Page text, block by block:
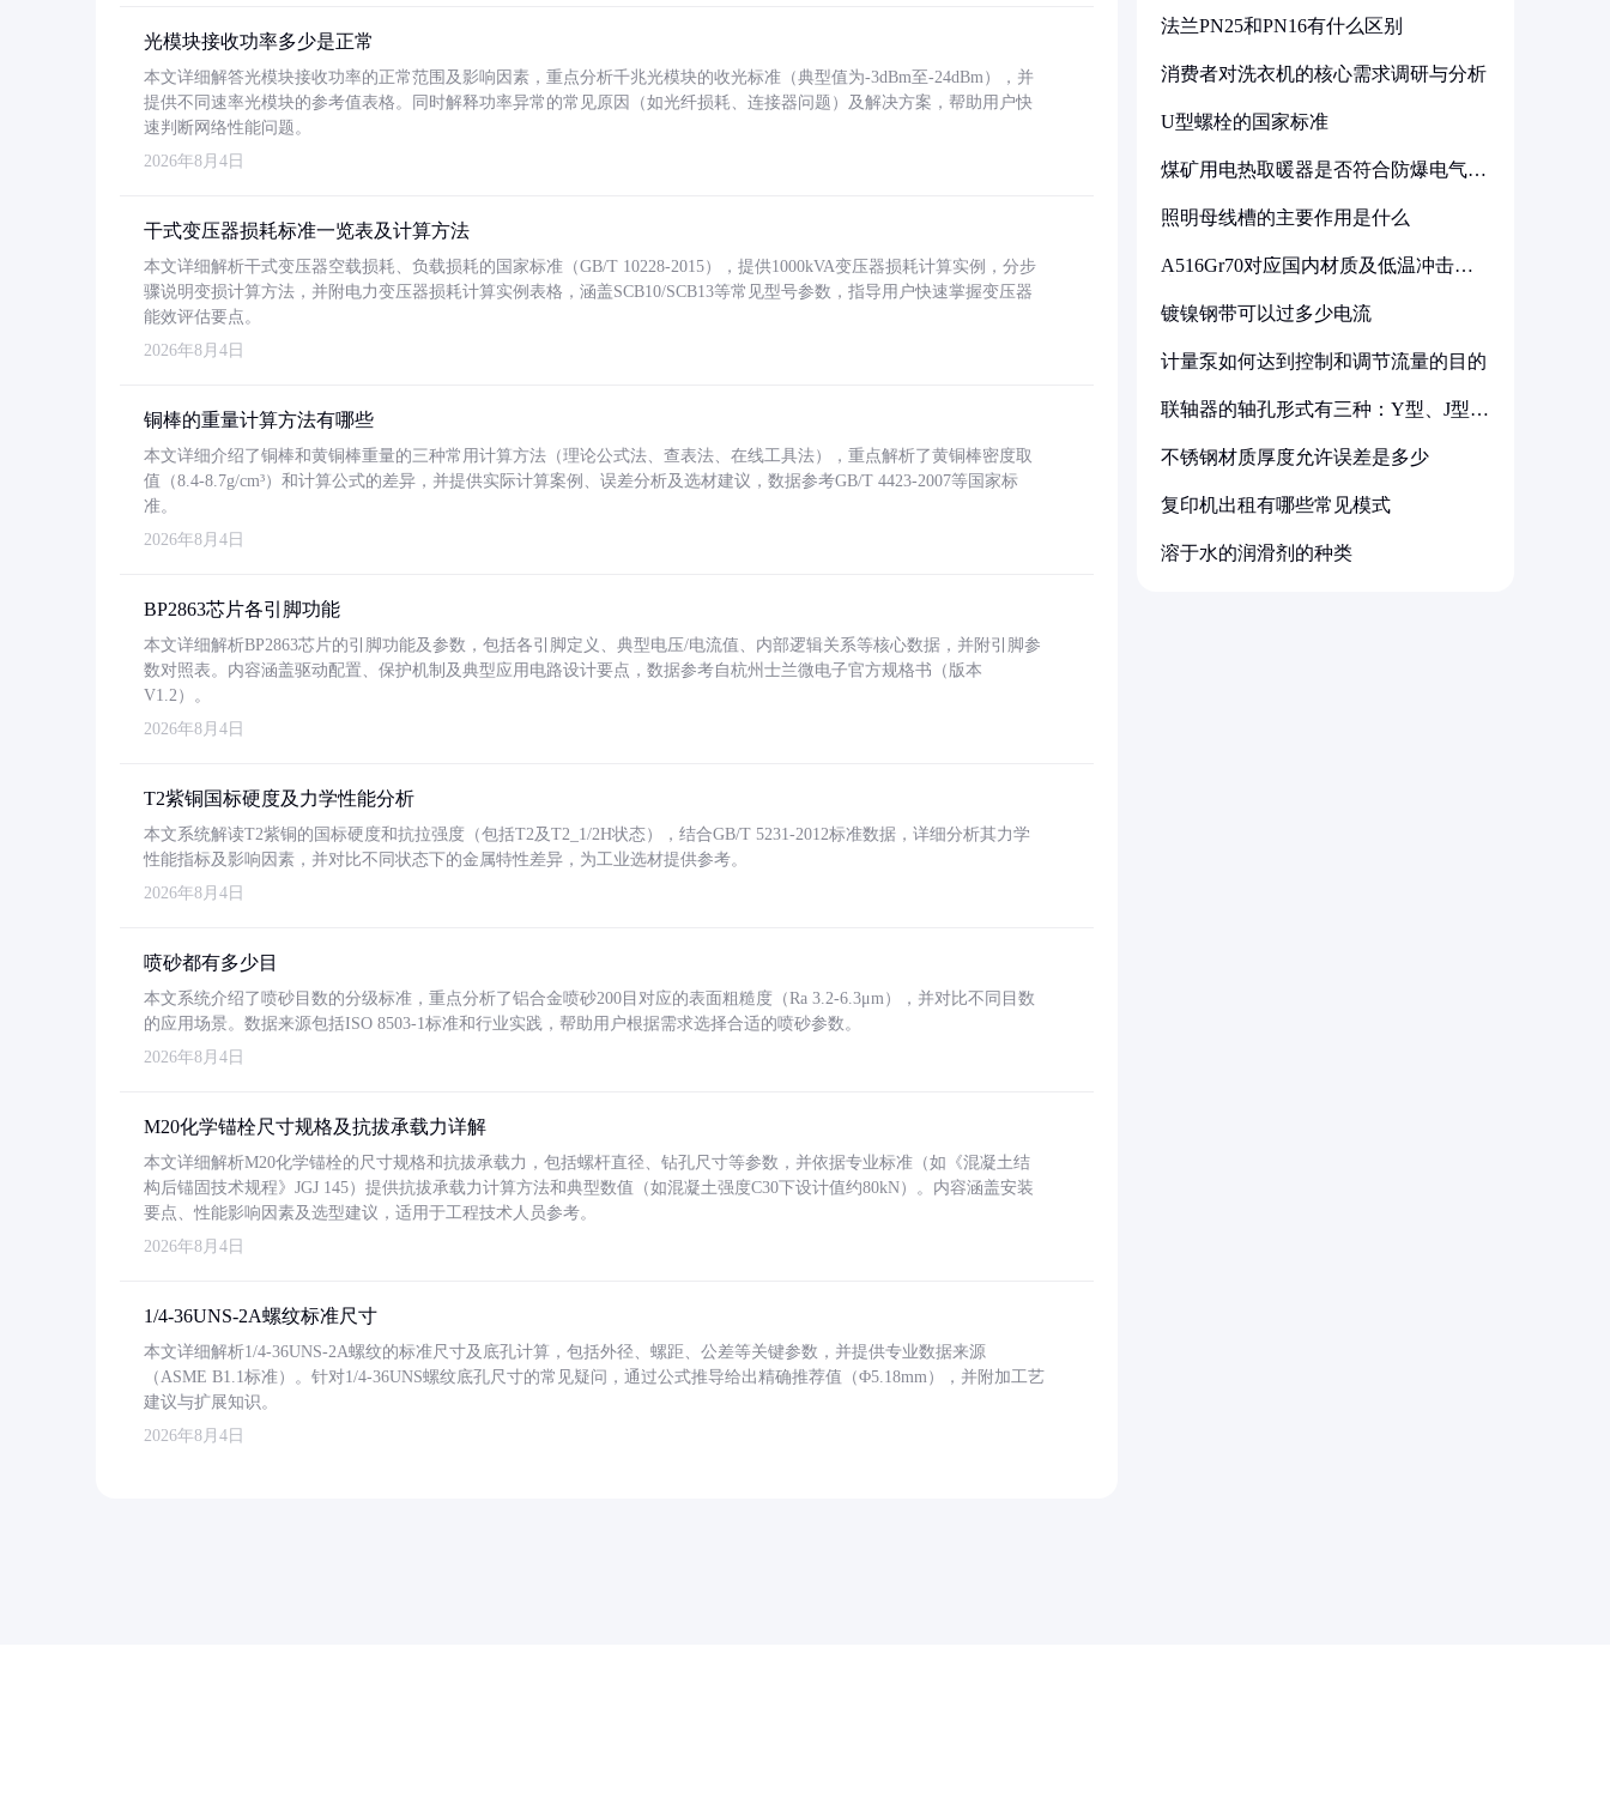
光模块接收功率多少是正常
本文详细解答光模块接收功率的正常范围及影响因素，重点分析千兆光模块的收光标准（典型值为-3dBm至-24dBm），并
提供不同速率光模块的参考值表格。同时解释功率异常的常见原因（如光纤损耗、连接器问题）及解决方案，帮助用户快
速判断网络性能问题。
2026年8月4日
干式变压器损耗标准一览表及计算方法
本文详细解析干式变压器空载损耗、负载损耗的国家标准（GB/T 10228-2015），提供1000kVA变压器损耗计算实例，分步
骤说明变损计算方法，并附电力变压器损耗计算实例表格，涵盖SCB10/SCB13等常见型号参数，指导用户快速掌握变压器
能效评估要点。
2026年8月4日
铜棒的重量计算方法有哪些
本文详细介绍了铜棒和黄铜棒重量的三种常用计算方法（理论公式法、查表法、在线工具法），重点解析了黄铜棒密度取
值（8.4-8.7g/cm³）和计算公式的差异，并提供实际计算案例、误差分析及选材建议，数据参考GB/T 4423-2007等国家标
准。
2026年8月4日
BP2863芯片各引脚功能
本文详细解析BP2863芯片的引脚功能及参数，包括各引脚定义、典型电压/电流值、内部逻辑关系等核心数据，并附引脚参
数对照表。内容涵盖驱动配置、保护机制及典型应用电路设计要点，数据参考自杭州士兰微电子官方规格书（版本
V1.2）。
2026年8月4日
T2紫铜国标硬度及力学性能分析
本文系统解读T2紫铜的国标硬度和抗拉强度（包括T2及T2_1/2H状态），结合GB/T 5231-2012标准数据，详细分析其力学
性能指标及影响因素，并对比不同状态下的金属特性差异，为工业选材提供参考。
2026年8月4日
喷砂都有多少目
本文系统介绍了喷砂目数的分级标准，重点分析了铝合金喷砂200目对应的表面粗糙度（Ra 3.2-6.3μm），并对比不同目数
的应用场景。数据来源包括ISO 8503-1标准和行业实践，帮助用户根据需求选择合适的喷砂参数。
2026年8月4日
M20化学锚栓尺寸规格及抗拔承载力详解
本文详细解析M20化学锚栓的尺寸规格和抗拔承载力，包括螺杆直径、钻孔尺寸等参数，并依据专业标准（如《混凝土结
构后锚固技术规程》JGJ 145）提供抗拔承载力计算方法和典型数值（如混凝土强度C30下设计值约80kN）。内容涵盖安装
要点、性能影响因素及选型建议，适用于工程技术人员参考。
2026年8月4日
1/4-36UNS-2A螺纹标准尺寸
本文详细解析1/4-36UNS-2A螺纹的标准尺寸及底孔计算，包括外径、螺距、公差等关键参数，并提供专业数据来源
（ASME B1.1标准）。针对1/4-36UNS螺纹底孔尺寸的常见疑问，通过公式推导给出精确推荐值（Φ5.18mm），并附加工艺
建议与扩展知识。
2026年8月4日
法兰PN25和PN16有什么区别
消费者对洗衣机的核心需求调研与分析
U型螺栓的国家标准
煤矿用电热取暖器是否符合防爆电气设
照明母线槽的主要作用是什么
A516Gr70对应国内材质及低温冲击要
镀镍钢带可以过多少电流
计量泵如何达到控制和调节流量的目的
联轴器的轴孔形式有三种：Y型、J型、
不锈钢材质厚度允许误差是多少
复印机出租有哪些常见模式
溶于水的润滑剂的种类